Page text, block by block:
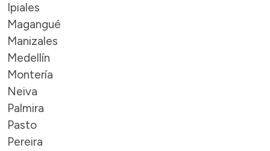
Ipiales
Magangué
Manizales
Medellín
Montería
Neiva
Palmira
Pasto
Pereira